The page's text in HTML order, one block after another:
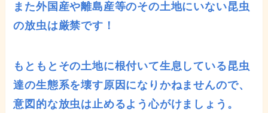
また外国産や離島産等のその土地にいない昆虫
の放虫は厳禁です！
もともとその土地に根付いて生息している昆虫
達の生態系を壊す原因になりかねませんので、
意図的な放虫は止めるよう心がけましょう。